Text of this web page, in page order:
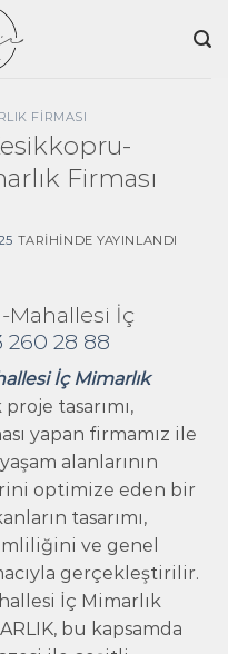
FIRMASI
Firması
TARIHINDE YAYINLANDI
Mahallesi İç
260 28 88
İç Mimarlık
tasarımı,
yapan firmamız ile
alanlarının
optimize eden bir
tasarımı,
ve genel
gerçekleştirilir.
İç Mimarlık
bu kapsamda